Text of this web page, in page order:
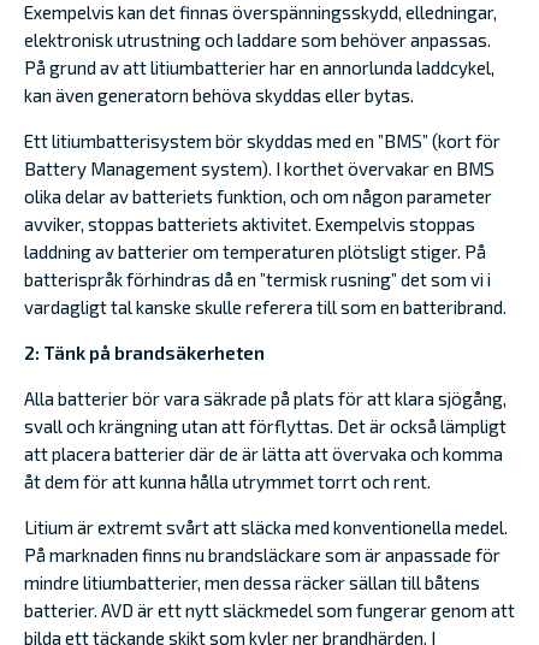
Exempelvis kan det finnas överspänningsskydd, elledningar,
elektronisk utrustning och laddare som behöver anpassas.
På grund av att litiumbatterier har en annorlunda laddcykel,
kan även generatorn behöva skyddas eller bytas.
Ett litiumbatterisystem bör skyddas med en ”BMS” (kort för
Battery Management system). I korthet övervakar en BMS
olika delar av batteriets funktion, och om någon parameter
avviker, stoppas batteriets aktivitet. Exempelvis stoppas
laddning av batterier om temperaturen plötsligt stiger. På
batterispråk förhindras då en ”termisk rusning” det som vi i
vardagligt tal kanske skulle referera till som en batteribrand.
2: Tänk på brandsäkerheten
Alla batterier bör vara säkrade på plats för att klara sjögång,
svall och krängning utan att förflyttas. Det är också lämpligt
att placera batterier där de är lätta att övervaka och komma
åt dem för att kunna hålla utrymmet torrt och rent.
Litium är extremt svårt att släcka med konventionella medel.
På marknaden finns nu brandsläckare som är anpassade för
mindre litiumbatterier, men dessa räcker sällan till båtens
batterier. AVD är ett nytt släckmedel som fungerar genom att
bilda ett täckande skikt som kyler ner brandhärden. I